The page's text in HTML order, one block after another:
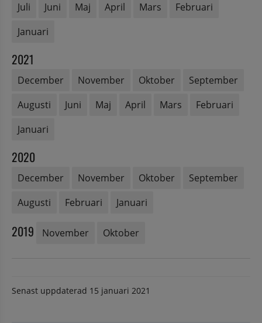
Juli
Juni Maj April Mars
Februari
Januari
2021
December November Oktober
September
Augusti
Juni Maj April Mars
Februari
Januari
2020
December November Oktober
September
Augusti
Februari Januari
2019 November Oktober
Senast uppdaterad 15 januari 2021